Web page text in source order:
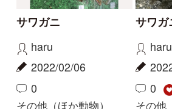
大騒ぎ
aw
2021/03/28
暖かい日
Elinor
2021/02/07